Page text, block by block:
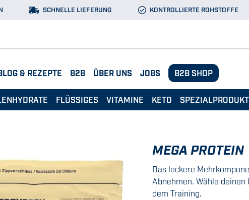
SCHNELLE LIEFERUNG KONTROLLIERTE ROHSTOFFE
& REZEPTE B2B ÜBER UNS JOBS B2B SHOP
FLÜSSIGES VITAMINE KETO
MEGA PROTEIN
Das leckere
Abnehmen. Wähle deinen
dem Training.